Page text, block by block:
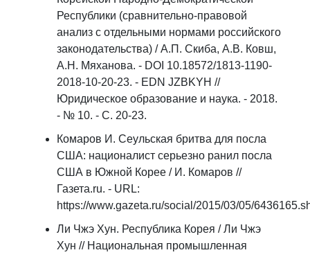
Республики (сравнительно-правовой
анализ с отдельными нормами российского
законодательства) / А.П. Скиба, А.В. Ковш,
А.Н. Мяханова. - DOI 10.18572/1813-1190-
2018-10-20-23. - EDN JZBKYH //
Юридическое образование и наука. - 2018.
- № 10. - С. 20-23.
Комаров И. Сеульская бритва для посла
США: националист серьезно ранил посла
США в Южной Корее / И. Комаров //
Газета.ru. - URL:
https://www.gazeta.ru/social/2015/03/05/
Ли Чжэ Хун. Республика Корея / Ли Чжэ
Хун // Национальная промышленная